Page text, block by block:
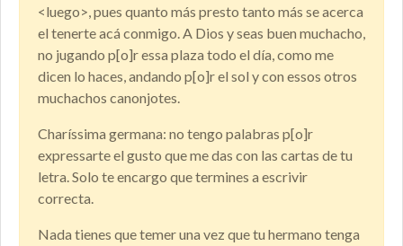
<luego>, pues quanto más presto tanto más se acerca
el tenerte acá conmigo. A Dios y seas buen muchacho,
no jugando p[o]r essa plaza todo el día, como me
dicen lo haces, andando p[o]r el sol y con essos otros
muchachos canonjotes.
Charíssima germana: no tengo palabras p[o]r
expressarte el gusto que me das con las cartas de tu
letra. Solo te encargo que termines a escrivir
correcta.
Nada tienes que temer una vez que tu hermano tenga